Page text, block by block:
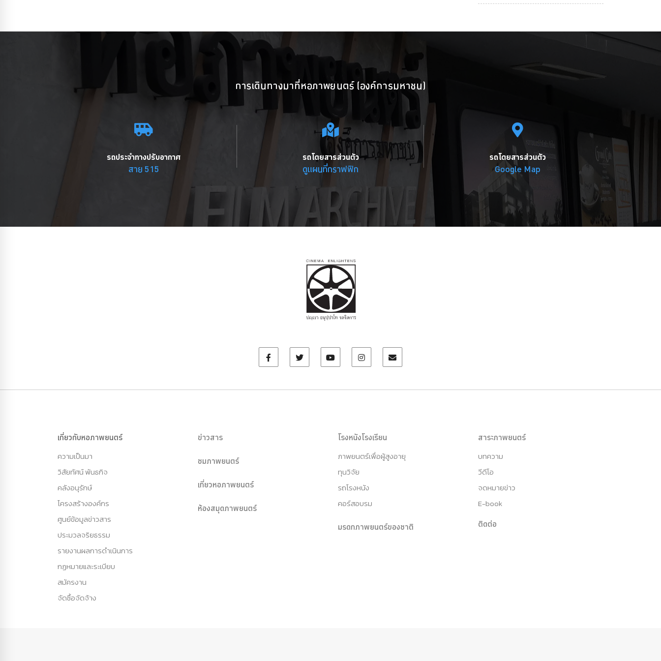
การเดินทางมาที่หอภาพยนตร์ (องค์การมหาชน)
รถประจำทางปรับอากาศ
สาย 515
รถโดยสารส่วนตัว
ดูแผนที่กราฟฟิก
รถโดยสารส่วนตัว
Google Map
เกี่ยวกับหอภาพยนตร์
ความเป็นมา
วิสัยทัศน์ พันธกิจ
คลังอนุรักษ์
โครงสร้างองค์กร
ศูนย์ข้อมูลข่าวสาร
ประมวลจริยธรรม
รายงานผลการดำเนินการ
กฏหมายและระเบียบ
สมัครงาน
จัดซื้อจัดจ้าง
ข่าวสาร
ชมภาพยนตร์
เที่ยวหอภาพยนตร์
ห้องสมุดภาพยนตร์
โรงหนังโรงเรียน
ภาพยนตร์เพื่อผู้สูงอายุ
ทุนวิจัย
รถโรงหนัง
คอร์สอบรม
มรดกภาพยนตร์ของชาติ
สาระภาพยนตร์
บทความ
วีดีโอ
จดหมายข่าว
E-book
ติดต่อ